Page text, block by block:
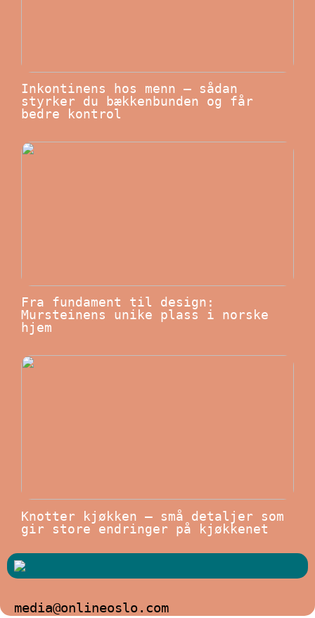
Inkontinens hos menn – sådan
styrker du bækkenbunden og får
bedre kontrol
Fra fundament til design:
Mursteinens unike plass i norske
hjem
Knotter kjøkken – små detaljer som
gir store endringer på kjøkkenet
media@onlineoslo.com